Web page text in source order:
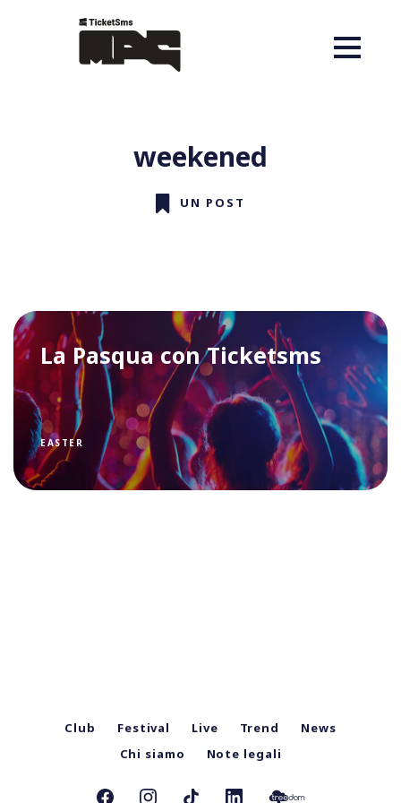
weekened
UN POST
La Pasqua con Ticketsms
EASTER
Club Festival Live Trend
News
Chi siamo
Note legali